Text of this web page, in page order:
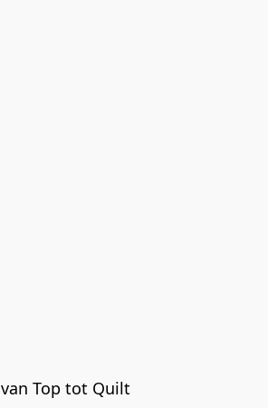
van Top tot Quilt